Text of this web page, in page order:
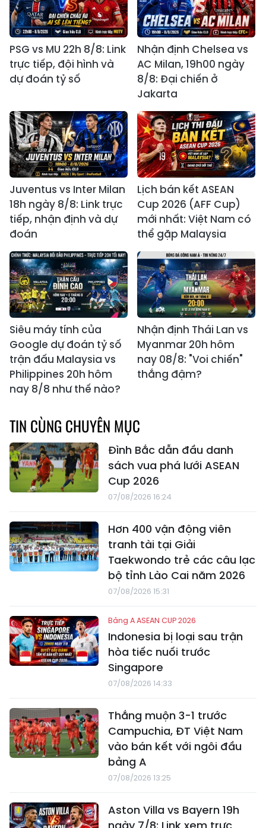
PSG vs MU 22h 8/8: Link
trực tiếp, đội hình và
dự đoán tỷ số
Nhận định Chelsea vs
AC Milan, 19h00 ngày
8/8: Đại chiến ở
Jakarta
Juventus vs Inter Milan
18h ngày 8/8: Link trực
tiếp, nhận định và dự
đoán
Lịch bán kết ASEAN
Cup 2026 (AFF Cup)
mới nhất: Việt Nam có
thể gặp Malaysia
Siêu máy tính của
Google dự đoán tỷ số
trận đấu Malaysia vs
Philippines 20h hôm
nay 8/8 như thế nào?
Nhận định Thái Lan vs
Myanmar 20h hôm
nay 08/8: "Voi chiến"
thắng đậm?
TIN CÙNG CHUYÊN MỤC
Đình Bắc dẫn đầu danh
sách vua phá lưới ASEAN
Cup 2026
07/08/2026 16:24
Hơn 400 vận động viên
tranh tài tại Giải
Taekwondo trẻ các câu lạc
bộ tỉnh Lào Cai năm 2026
07/08/2026 15:31
Bảng A ASEAN CUP 2026
Indonesia bị loại sau trận
hòa tiếc nuối trước
Singapore
07/08/2026 14:33
Thắng muộn 3-1 trước
Campuchia, ĐT Việt Nam
vào bán kết với ngôi đầu
bảng A
07/08/2026 13:25
Aston Villa vs Bayern 19h